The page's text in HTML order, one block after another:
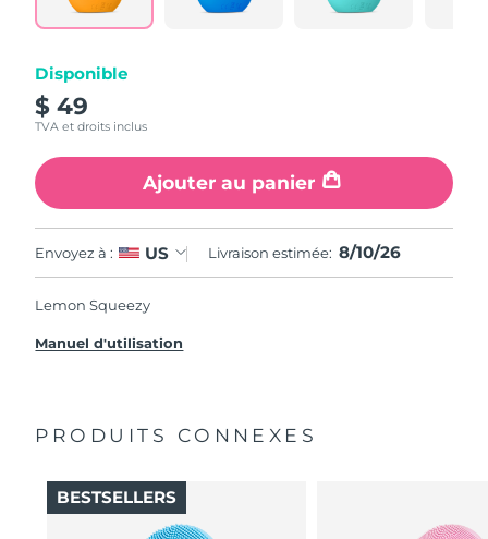
Disponible
$ 49
TVA et droits inclus
Ajouter au panier
Envoyez à : US Livraison estimée: 8/10/26
Lemon Squeezy
Manuel d'utilisation
PRODUITS CONNEXES
BESTSELLERS